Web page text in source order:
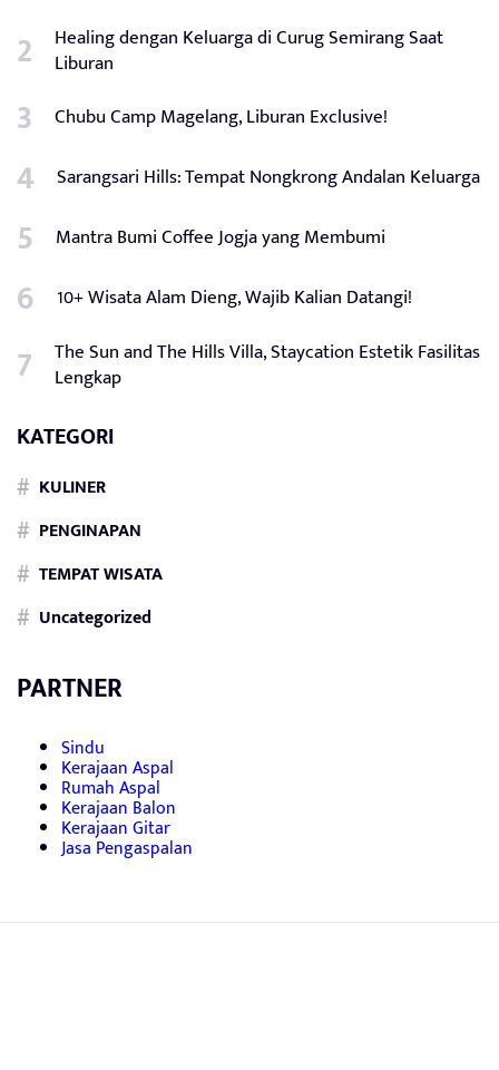
Healing dengan Keluarga di Curug Semirang Saat
Liburan
Chubu Camp Magelang, Liburan Exclusive!
Sarangsari Hills: Tempat Nongkrong Andalan Keluarga
Mantra Bumi Coffee Jogja yang Membumi
10+ Wisata Alam Dieng, Wajib Kalian Datangi!
The Sun and The Hills Villa, Staycation Estetik Fasilitas
Lengkap
KATEGORI
KULINER
PENGINAPAN
TEMPAT WISATA
Uncategorized
PARTNER
Sindu
Kerajaan Aspal
Rumah Aspal
Kerajaan Balon
Kerajaan Gitar
Jasa Pengaspalan